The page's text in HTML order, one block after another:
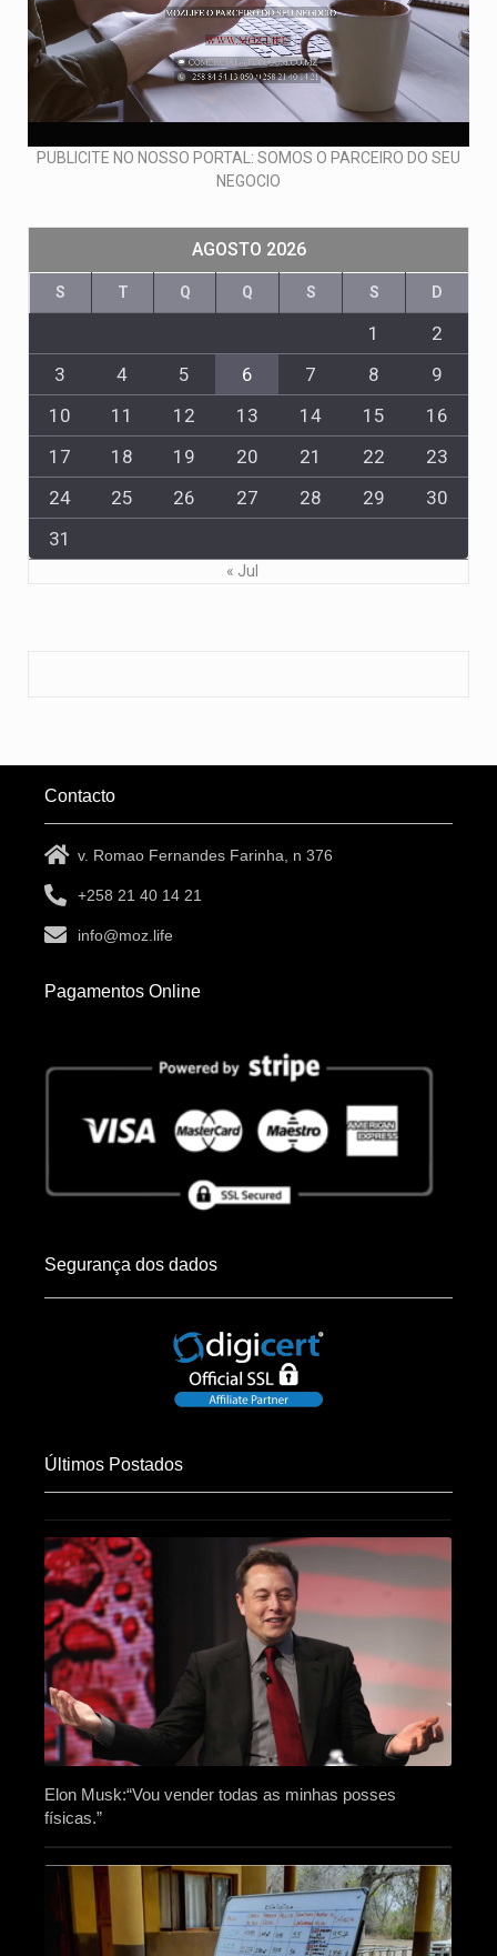
PUBLICITE NO NOSSO PORTAL: SOMOS O PARCEIRO DO SEU
NEGOCIO
AGOSTO 2026
S T Q Q S S D
1
2
3
4 5 6 7 8
9
10
11 12 13 14 15
16
17
18 19 20 21 22
23
24
25 26 27 28 29
30
31
« Jul
Contacto
v. Romao Fernandes Farinha, n 376
+258 21 40 14 21
info@moz.life
Pagamentos Online
Segurança dos dados
Últimos Postados
Elon Musk:“Vou vender todas as minhas posses
físicas.”